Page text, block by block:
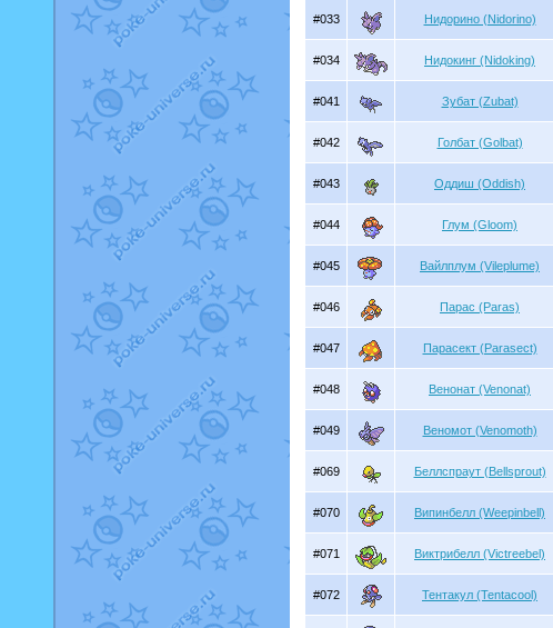
#033 Нидорино (Nidorino)
#034 Нидокинг (Nidoking)
#041 Зубат (Zubat)
#042 Голбат (Golbat)
#043 Оддиш (Oddish)
#044 Глум (Gloom)
#045 Вайлплум (Vileplume)
#046 Парас (Paras)
#047 Парасект (Parasect)
#048 Венонат (Venonat)
#049 Веномот (Venomoth)
#069 Беллспраут (Bellsprout)
#070 Випинбелл (Weepinbell)
#071 Виктрибелл (Victreebel)
#072 Тентакул (Tentacool)